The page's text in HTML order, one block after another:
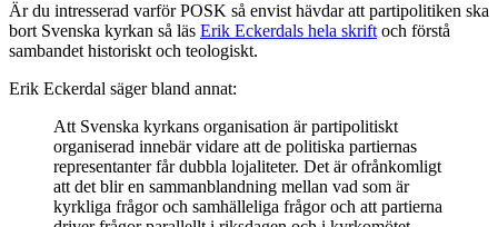
Är du intresserad varför POSK så envist hävdar att partipolitiken ska
bort Svenska kyrkan så läs Erik Eckerdals hela skrift och förstå
sambandet historiskt och teologiskt.
Erik Eckerdal säger bland annat:
Att Svenska kyrkans organisation är partipolitiskt
organiserad innebär vidare att de politiska partiernas
representanter får dubbla lojaliteter. Det är ofrånkomligt
att det blir en sammanblandning mellan vad som är
kyrkliga frågor och samhälleliga frågor och att partierna